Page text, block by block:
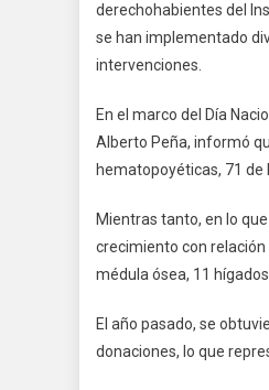
derechohabientes del
se han implementado
intervenciones.
En el marco del Día
Alberto Peña, informó
hematopoyéticas, 71 de
Mientras tanto, en lo
crecimiento con
médula ósea, 11
El año pasado, se
donaciones, lo que